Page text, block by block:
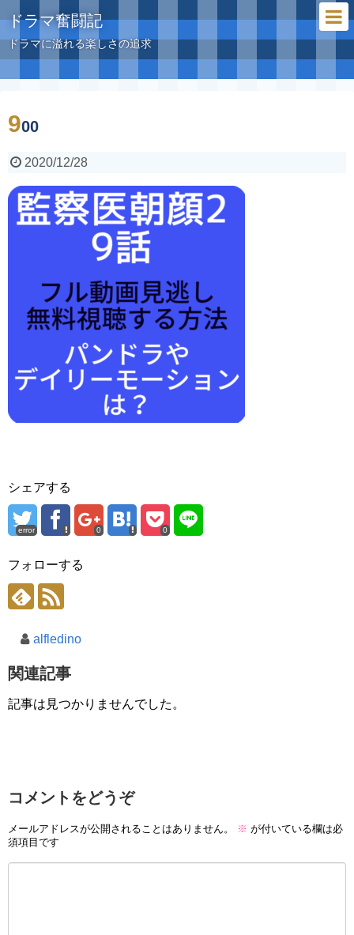
ドラマ奮闘記
ドラマに溢れる楽しさの追求
900
2020/12/28
シェアする
error 0 0
フォローする
alfledino
関連記事
記事は見つかりませんでした。
コメントをどうぞ
メールアドレスが公開されることはありません。 ※ が付いている欄は必
須項目です